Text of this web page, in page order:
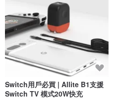
Switch用戶必買 | Allite B1支援
Switch TV 模式20W快充